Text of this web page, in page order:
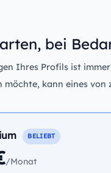
bei
Ihres Profils ist
möchte, kann eines von
BELIEBT
/Monat